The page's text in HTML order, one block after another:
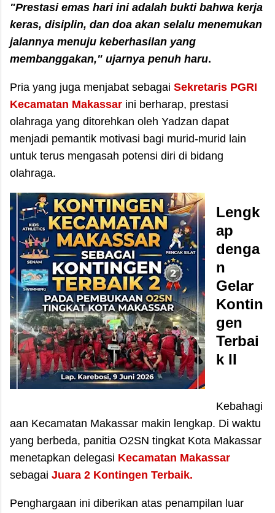
​"Prestasi emas hari ini adalah bukti bahwa kerja
keras, disiplin, dan doa akan selalu menemukan
jalannya menuju keberhasilan yang
membanggakan," ujarnya penuh haru.
​Pria yang juga menjabat sebagai Sekretaris PGRI
Kecamatan Makassar ini berharap, prestasi
olahraga yang ditorehkan oleh Yadzan dapat
menjadi pemantik motivasi bagi murid-murid lain
untuk terus mengasah potensi diri di bidang
olahraga.
Lengk
ap
denga
n
Gelar
Kontin
gen
Terbai
k II
Kebahagi
aan Kecamatan Makassar makin lengkap. Di waktu
yang berbeda, panitia O2SN tingkat Kota Makassar
menetapkan delegasi Kecamatan Makassar
sebagai Juara 2 Kontingen Terbaik.
Penghargaan ini diberikan atas penampilan luar